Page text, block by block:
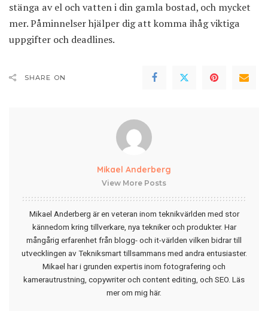
stänga av el och vatten i din gamla bostad, och mycket
mer. Påminnelser hjälper dig att komma ihåg viktiga
uppgifter och deadlines.
SHARE ON
Mikael Anderberg
View More Posts
Mikael Anderberg är en veteran inom teknikvärlden med stor
kännedom kring tillverkare, nya tekniker och produkter. Har
mångårig erfarenhet från blogg- och it-världen vilken bidrar till
utvecklingen av Tekniksmart tillsammans med andra entusiaster.
Mikael har i grunden expertis inom fotografering och
kamerautrustning, copywriter och content editing, och SEO. Läs
mer om mig här.